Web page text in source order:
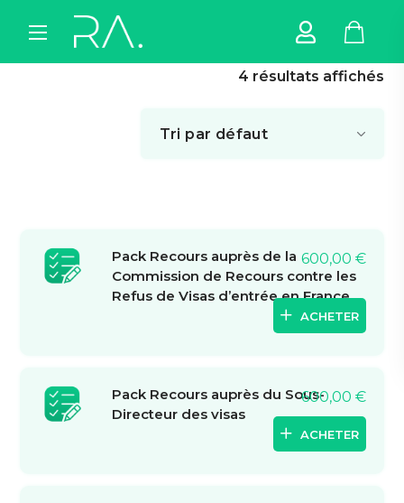
4 résultats affichés
ACHETER
Pack Recours auprès de la
Commission de Recours contre les
Refus de Visas d’entrée en France
600,00 €
ACHETER
Pack Recours auprès du Sous-
Directeur des visas
600,00 €